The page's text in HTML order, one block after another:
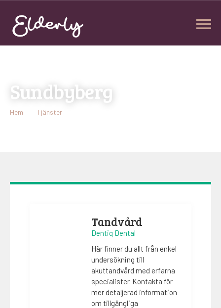
Sundbyberg
Hem Tjänster
Tandvård
Dentiq Dental
Här finner du allt från enkel
undersökning till
akuttandvård med erfarna
specialister. Kontakta för
mer detaljerad information
om tillgängliga